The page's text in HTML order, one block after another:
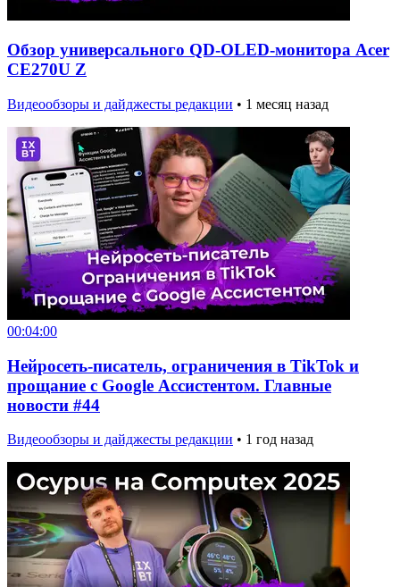
Обзор универсального QD-OLED-монитора Acer
CE270U Z
Видеообзоры и дайджесты редакции • 1 месяц назад
00:04:00
Нейросеть-писатель, ограничения в TikTok и
прощание с Google Ассистентом. Главные
новости #44
Видеообзоры и дайджесты редакции • 1 год назад